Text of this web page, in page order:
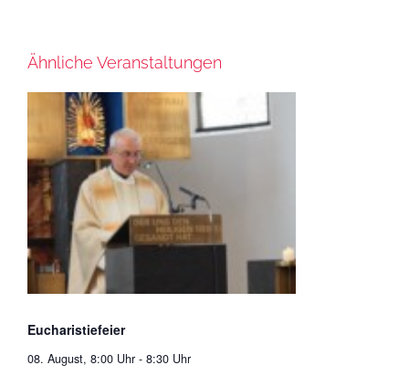
Ähnliche Veranstaltungen
Eucharistiefeier
08. August, 8:00 Uhr - 8:30 Uhr